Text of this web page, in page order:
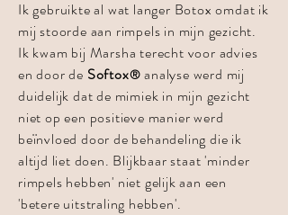
Ik gebruikte al wat langer Botox omdat ik
mij stoorde aan rimpels in mijn gezicht.
Ik kwam bij Marsha terecht voor advies
en door de Softox® analyse werd mij
duidelijk dat de mimiek in mijn gezicht
niet op een positieve manier werd
beïnvloed door de behandeling die ik
altijd liet doen. Blijkbaar staat 'minder
rimpels hebben' niet gelijk aan een
'betere uitstraling hebben'.